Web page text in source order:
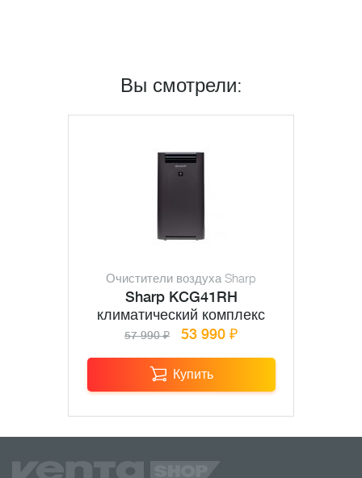
Вы смотрели:
Очистители воздуха Sharp
Sharp KCG41RH
климатический комплекс
57 990 ₽ 53 990 ₽
Купить